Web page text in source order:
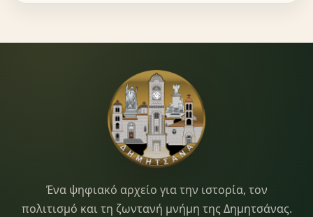
Dimitsana.gr
Ένα ψηφιακό αρχείο για την ιστορία, τον
πολιτισμό και τη ζωντανή μνήμη της Δημητσάνας.